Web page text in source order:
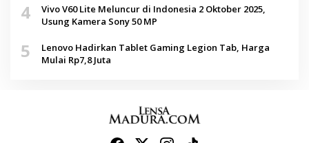
4
Vivo V60 Lite Meluncur di Indonesia 2 Oktober 2025,
Usung Kamera Sony 50 MP
5
Lenovo Hadirkan Tablet Gaming Legion Tab, Harga
Mulai Rp7,8 Juta